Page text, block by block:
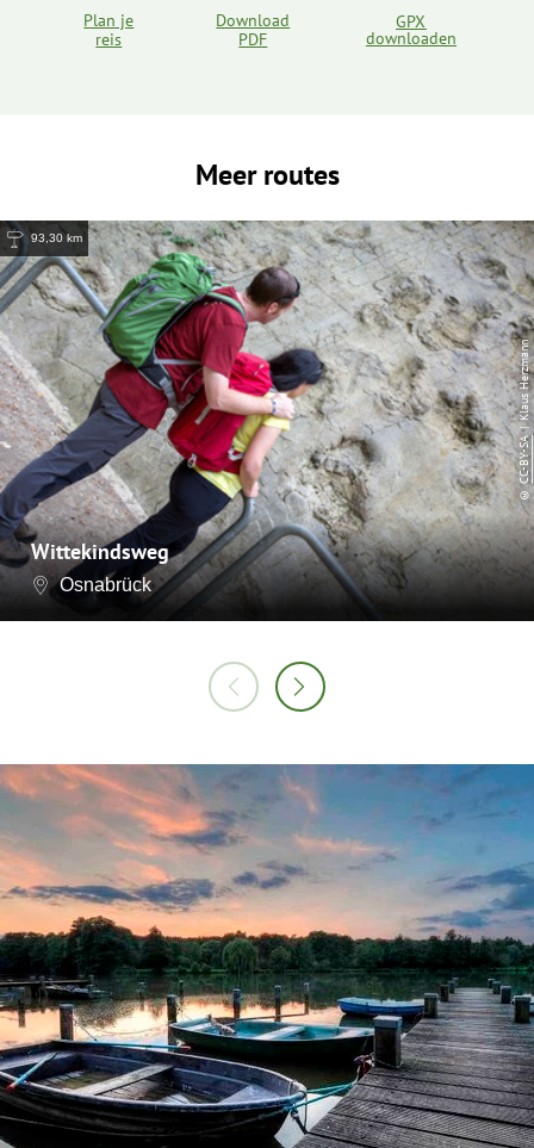
Plan je
reis
Download
PDF
GPX
downloaden
Meer routes
93,30 km
Wittekindsweg
Osnabrück
©
CC-BY-SA
| Klaus Herzmann